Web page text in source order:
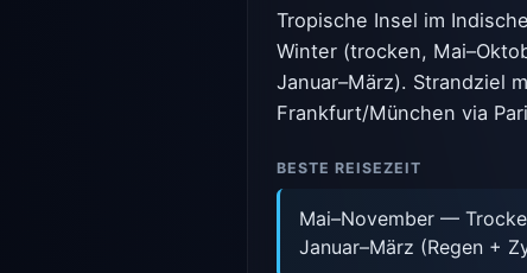
Tropische Insel im
Winter (trocken,
Januar–März). Strandziel
Frankfurt/München via
BESTE REISEZEIT
Mai–November —
Januar–März (Regen +